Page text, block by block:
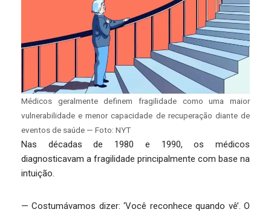
Médicos geralmente definem fragilidade como uma maior
vulnerabilidade e menor capacidade de recuperação diante de
eventos de saúde — Foto: NYT
Nas décadas de 1980 e 1990, os médicos
diagnosticavam a fragilidade principalmente com base na
intuição.
— Costumávamos dizer: ‘Você reconhece quando vê’. O